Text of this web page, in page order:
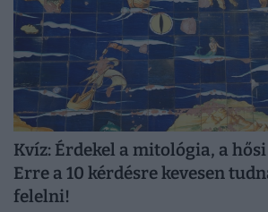
Kvíz: Érdekel a mitológia, a
Erre a 10 kérdésre kevesen
felelni!